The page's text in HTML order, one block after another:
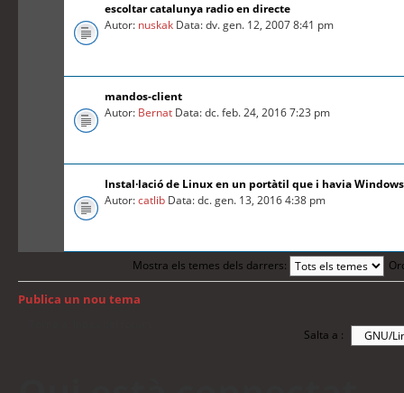
escoltar catalunya radio en directe
Autor: nuskak Data: dv. gen. 12, 2007 8:41 pm
mandos-client
Autor: Bernat Data: dc. feb. 24, 2016 7:23 pm
Instal·lació de Linux en un portàtil que i havia
Autor:catlib Data: dc. gen. 13, 2016 4:38 pm
Mostra els temes dels darrers:
Publica un nou tema
Salta a :